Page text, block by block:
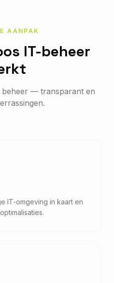
AANPAK
IT-beheer
beheer — transparant en
IT-omgeving in kaart en